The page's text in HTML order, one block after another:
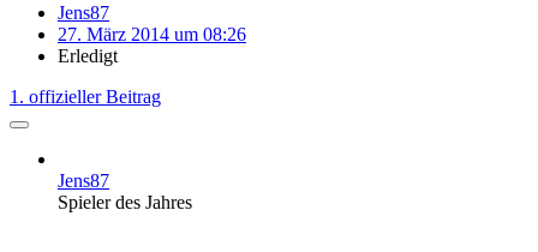
Jens87
27. März 2014 um 08:26
Erledigt
1. offizieller Beitrag
Jens87
Spieler des Jahres